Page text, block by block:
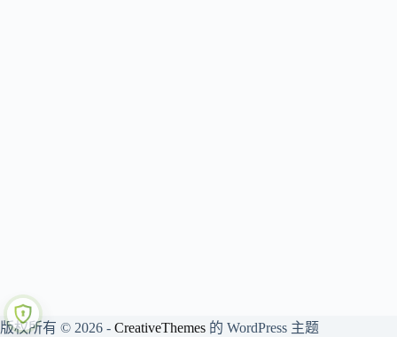
版权所有 © 2026 - CreativeThemes 的 WordPress 主题